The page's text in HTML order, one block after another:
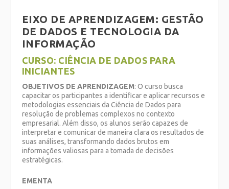
EIXO DE APRENDIZAGEM: GESTÃO
DE DADOS E TECNOLOGIA DA
INFORMAÇÃO
CURSO: CIÊNCIA DE DADOS PARA
INICIANTES
OBJETIVOS DE APRENDIZAGEM: O curso busca
capacitar os participantes a identificar e aplicar recursos e
metodologias essenciais da Ciência de Dados para
resolução de problemas complexos no contexto
empresarial. Além disso, os alunos serão capazes de
interpretar e comunicar de maneira clara os resultados de
suas análises, transformando dados brutos em
informações valiosas para a tomada de decisões
estratégicas.
EMENTA